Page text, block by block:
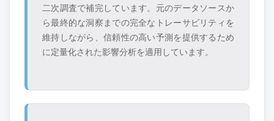
二次調査で補完しています。元のデータソースか
ら最終的な洞察までの完全なトレーサビリティを
維持しながら、信頼性の高い予測を提供するため
に定量化された影響分析を適用しています。